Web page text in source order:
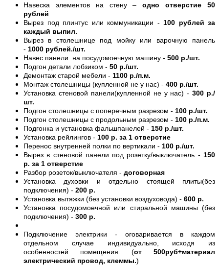
Навеска элементов на стену –одно отверстие 50
рублей
Вырез под плинтус или коммуникации - 100 рублей за
каждый выпил.
Вырез в столешнице под мойку или варочную панель
- 1000 рублей./шт.
Навес панели. на посудомоечную машину - 500 р./шт.
Подгон детали лобзиком - 50 р./шт.
Демонтаж старой мебели - 1100 р./п.м.
Монтаж столешницы (купленной не у нас) - 400 р./шт.
Установка стеновой панели(купленной не у нас) -300 р./
шт.
Подгон столешницы с поперечным разрезом - 100 р./шт.
Подгон столешницы с продольным разрезом - 100 р./п.м.
Подгонка и установка фальшпанелей - 150 р./шт.
Установка рейлингов - 100 р. за 1 отверстие
Перенос внутренней полки по вертикали - 100 р./шт.
Вырез в стеновой панели под розетку/выключатель - 150
р. за 1 отверстие
Разбор розеток/выключателя - договорная
Установка духовки и отдельно стоящей плиты(без
подключения) - 200 р.
Установка вытяжки (без установки воздуховода) - 600 р.
Установка посудомоечной или стиральной машины (без
подключения) - 300 р.
Подключение электрики - оговаривается в каждом
отдельном случае индивидуально, исходя из
особенностей помещения. (от 500руб+материал
электрический провод, клеммы.)